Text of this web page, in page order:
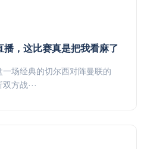
，这比赛真是把我看麻了
场经典的切尔西对阵曼联的
方战···